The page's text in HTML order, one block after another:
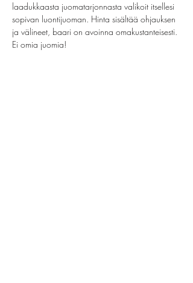
laadukkaasta juomatarjonnasta valikoit itsellesi
sopivan luontijuoman. Hinta sisältää ohjauksen
ja välineet, baari on avoinna omakustanteisesti.
Ei omia juomia!